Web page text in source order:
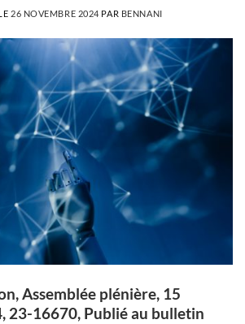
26 NOVEMBRE 2024 PAR BENNANI
Assemblée plénière, 15
23-16670, Publié au bulletin